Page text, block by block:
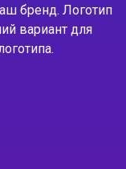
бренд. Логотип
вариант для